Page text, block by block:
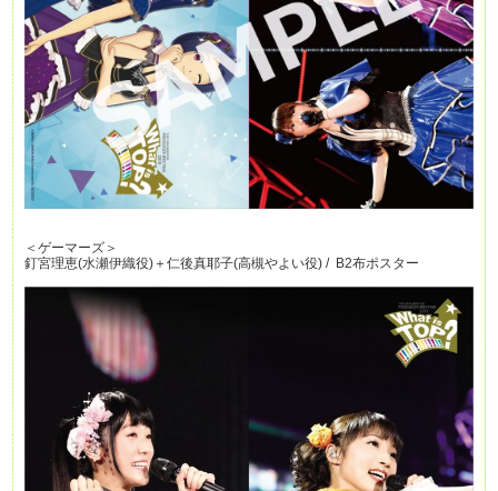
＜ゲーマーズ＞
釘宮理恵(水瀬伊織役)＋仁後真耶子(高槻やよい役) / B2布ポスター